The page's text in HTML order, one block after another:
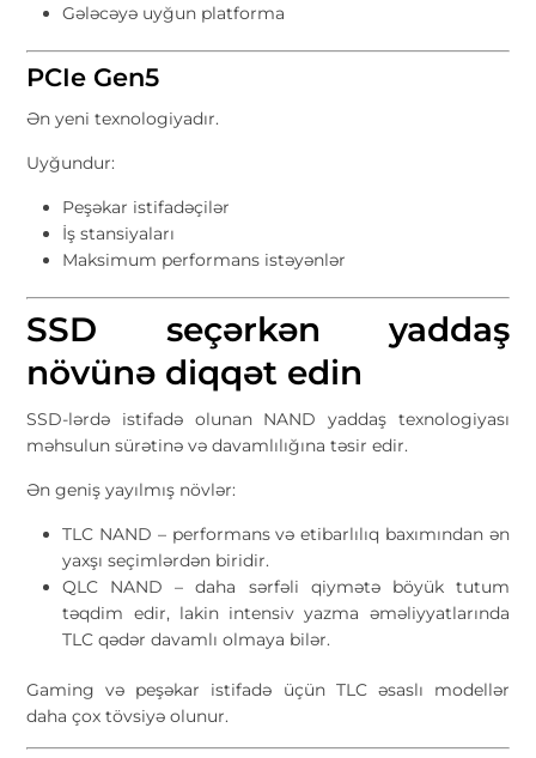
Gələcəyə uyğun platforma
PCIe Gen5
Ən yeni texnologiyadır.
Uyğundur:
Peşəkar istifadəçilər
İş stansiyaları
Maksimum performans istəyənlər
SSD seçərkən yaddaş
növünə diqqət edin
SSD-lərdə istifadə olunan NAND yaddaş texnologiyası
məhsulun sürətinə və davamlılığına təsir edir.
Ən geniş yayılmış növlər:
TLC NAND – performans və etibarlılıq baxımından ən
yaxşı seçimlərdən biridir.
QLC NAND – daha sərfəli qiymətə böyük tutum
təqdim edir, lakin intensiv yazma əməliyyatlarında
TLC qədər davamlı olmaya bilər.
Gaming və peşəkar istifadə üçün TLC əsaslı modellər
daha çox tövsiyə olunur.